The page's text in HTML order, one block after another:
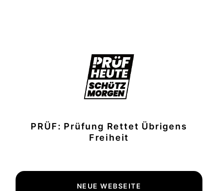
PRÜF: Prüfung Rettet Übrigens
Freiheit
NEUE WEBSEITE